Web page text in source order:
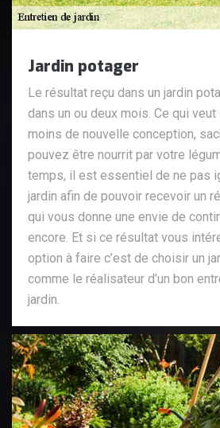
Jardin potager
Le résultat reçu dans un jardin
dans un ou deux mois. Ce qui veut
moins de nouvelle conception,
pouvez être nourrit par votre
temps, il est essentiel de ne pas
jardin afin de pouvoir recevoir un
qui vous donne une envie de
encore. Et si ce résultat vous
option à faire c’est de choisir un
comme le réalisateur d’un bon
jardin.